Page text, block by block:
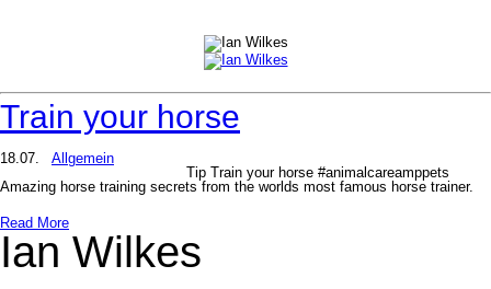
Train your horse
18.07.
Allgemein
Tip Train your horse #animalcareamppets
Amazing horse training secrets from the worlds most famous horse trainer.
Read More
Ian Wilkes